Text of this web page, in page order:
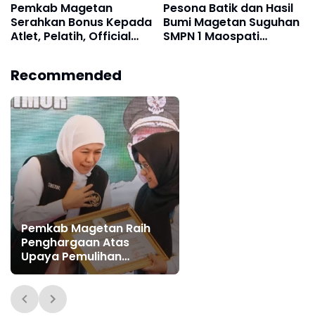
Pemkab Magetan
Serahkan Bonus Kepada
Atlet, Pelatih, Official
2025
Pesona Batik dan Hasil
Bumi Magetan Suguhan
SMPN 1 Maospati
Recommended
Pemkab Magetan Raih
Penghargaan Atas
Upaya Pemulihan
Ekosistem Darat